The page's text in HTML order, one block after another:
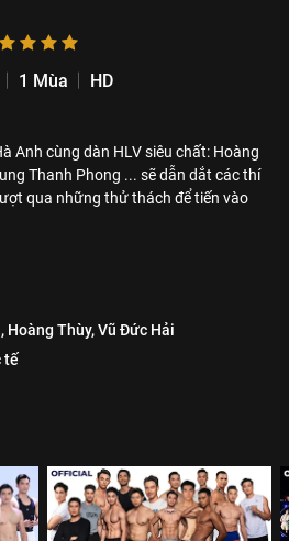
1 Mùa
HD
Anh cùng dàn HLV siêu chất: Hoàng
Thanh Phong ... sẽ dẫn dắt các thí
qua những thử thách để tiến vào
Hoàng Thùy,Vũ Đức Hải
tế